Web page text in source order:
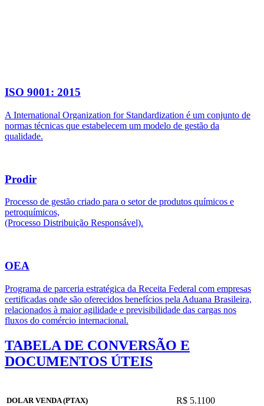
ISO 9001: 2015
A International Organization for Standardization é um conjunto de
normas técnicas que estabelecem um modelo de gestão da
qualidade.
Prodir
Processo de gestão criado para o setor de produtos químicos e
petroquímicos,
(Processo Distribuição Responsável).
OEA
Programa de parceria estratégica da Receita Federal com empresas
certificadas onde são oferecidos benefícios pela Aduana Brasileira,
relacionados à maior agilidade e previsibilidade das cargas nos
fluxos do comércio internacional.
TABELA DE CONVERSÃO E
DOCUMENTOS ÚTEIS
DOLAR VENDA (PTAX) R$ 5.1100